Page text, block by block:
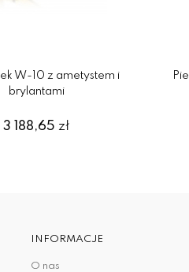
W-10 z ametystem i
brylantami
3 188,65 zł
INFORMACJE
O nas